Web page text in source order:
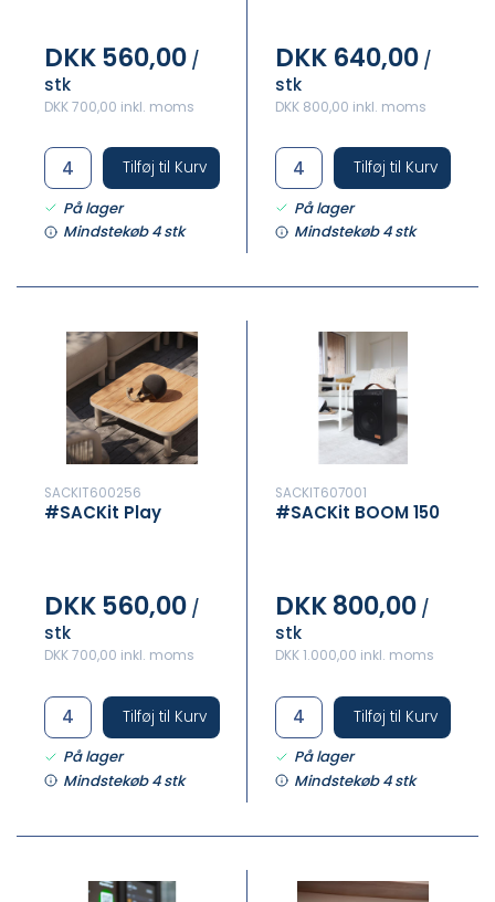
DKK 560,00 /
stk
DKK 700,00 inkl. moms
Tilføj til Kurv
På lager
Mindstekøb 4 stk
DKK 640,00 /
stk
DKK 800,00 inkl. moms
Tilføj til Kurv
På lager
Mindstekøb 4 stk
SACKIT600256
#SACKit Play
DKK 560,00 /
stk
DKK 700,00 inkl. moms
Tilføj til Kurv
På lager
Mindstekøb 4 stk
SACKIT607001
#SACKit BOOM 150
DKK 800,00 /
stk
DKK 1.000,00 inkl. moms
Tilføj til Kurv
På lager
Mindstekøb 4 stk